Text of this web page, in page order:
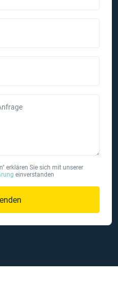
erklären Sie sich mit unserer
einverstanden